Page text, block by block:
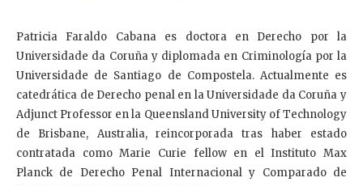
Patricia Faraldo Cabana es doctora en Derecho por la
Universidade da Coruña y diplomada en Criminología por la
Universidade de Santiago de Compostela. Actualmente es
catedrática de Derecho penal en la Universidade da Coruña y
Adjunct Professor en la Queensland University of Technology
de Brisbane, Australia, reincorporada tras haber estado
contratada como Marie Curie fellow en el Instituto Max
Planck de Derecho Penal Internacional y Comparado de